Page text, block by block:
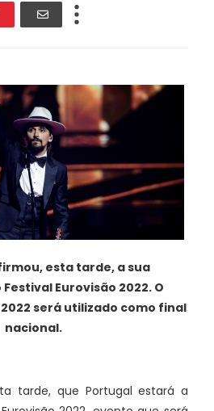
esta tarde, a sua
Eurovisão 2022. O
será utilizado como final
nacional.
tarde, que Portugal estará a